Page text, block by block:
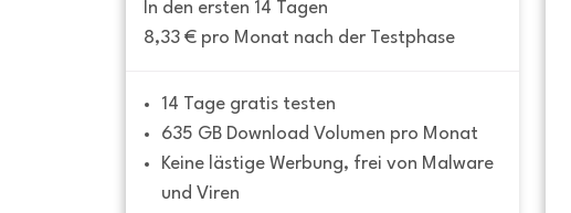
In den ersten 14 Tagen
8,33 € pro Monat nach der Testphase
14 Tage gratis testen
635 GB Download Volumen pro Monat
Keine lästige Werbung, frei von Malware
und Viren